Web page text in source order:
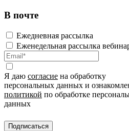
В почте
Ежедневная рассылка
Еженедельная рассылка
Я даю согласие на обработку
персональных данных и
политикой по обработке
данных
Подписаться